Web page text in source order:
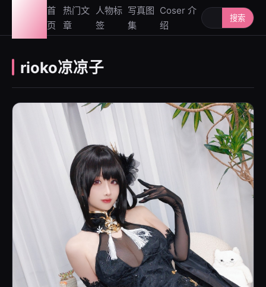
首
页
热门文
章
人物标
签
写真图
集
Coser 介
绍
搜索人物或写
搜索
rioko凉凉子